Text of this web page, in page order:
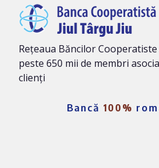
Rețeaua Băncilor
peste 650 mii de membri
clienți
Bancă 100%